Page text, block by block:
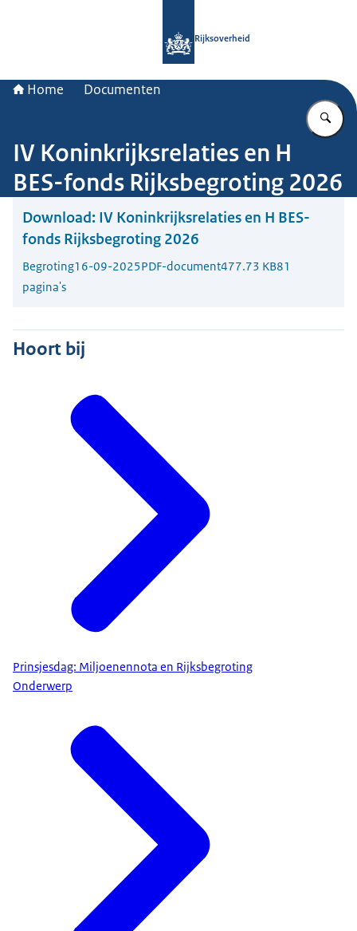
Rijksoverheid
Home Documenten
IV Koninkrijksrelaties en H
BES-fonds Rijksbegroting 2026
Download: IV Koninkrijksrelaties en H BES-
fonds Rijksbegroting 2026
Begroting16-09-2025PDF-document477.73 KB81
pagina's
Hoort bij
Prinsjesdag: Miljoenennota en Rijksbegroting
Onderwerp